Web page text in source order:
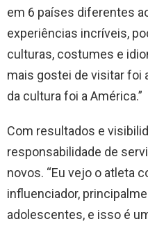
em 6 países diferentes
experiências incríveis,
culturas, costumes e
mais gostei de visitar foi
da cultura foi a América.”
Com resultados e
responsabilidade de
novos. “Eu vejo o atleta
influenciador,
adolescentes, e isso é